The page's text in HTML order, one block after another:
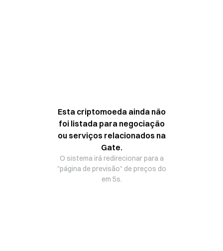
Esta criptomoeda ainda não
foi listada para negociação
ou serviços relacionados na
Gate.
O sistema irá redirecionar para a
"página de previsão" de preços do
em 5s.